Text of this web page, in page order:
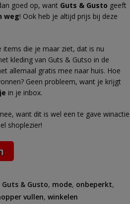
goed op, want Guts & Gusto geeft
weg! Ook heb je altijd prijs bij deze
items die je maar ziet, dat is nu
kleding van Guts & Gutso in de
allemaal gratis mee naar huis. Hoe
Geen probleem, want je krijgt
in je inbox.
want dit is wel een te gave winactie
shoplezier!
Guts & Gusto, mode, onbeperkt,
vullen, winkelen